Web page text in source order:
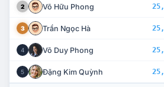
2 Võ Hữu Phong
3 Trần Ngọc Hà
4 Võ Duy Phong
5 Đặng Kim Quỳnh